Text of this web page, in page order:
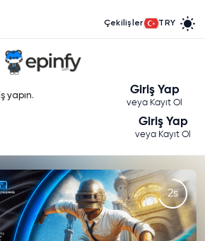
Çekilişler TRY
yapın. Giriş Yap
veya Kayıt Ol
Giriş Yap
veya Kayıt Ol
1s